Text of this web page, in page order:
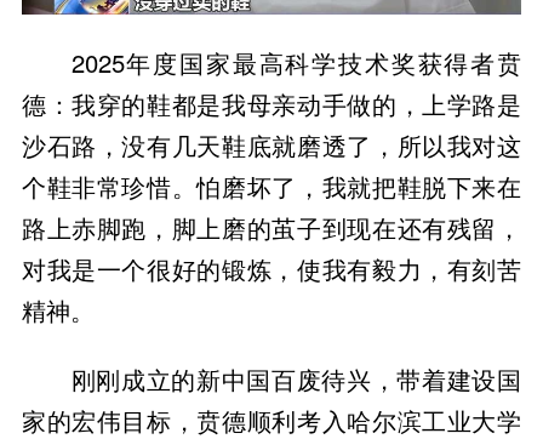
2025年度国家最高科学技术奖获得者贲
德：我穿的鞋都是我母亲动手做的，上学路是
沙石路，没有几天鞋底就磨透了，所以我对这
个鞋非常珍惜。怕磨坏了，我就把鞋脱下来在
路上赤脚跑，脚上磨的茧子到现在还有残留，
对我是一个很好的锻炼，使我有毅力，有刻苦
精神。
刚刚成立的新中国百废待兴，带着建设国
家的宏伟目标，贲德顺利考入哈尔滨工业大学